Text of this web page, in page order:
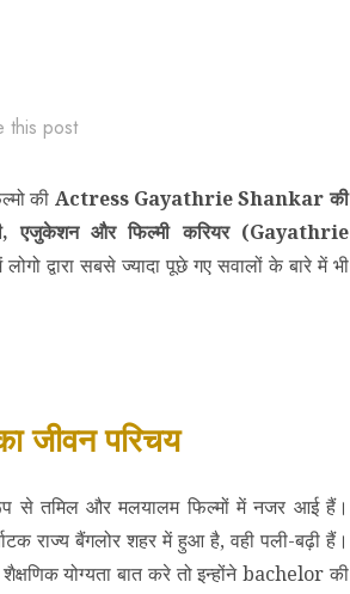
this post
की Actress Gayathrie Shankar की
एजुकेशन और फिल्मी करियर (Gayathrie
द्वारा सबसे ज्यादा पूछे गए सवालों के बारे में भी
जीवन परिचय
से तमिल और मलयालम फिल्मों में नजर आई हैं।
राज्य बैंगलोर शहर में हुआ है, वही पली-बढ़ी हैं।
योग्यता बात करे तो इन्होंने bachelor की